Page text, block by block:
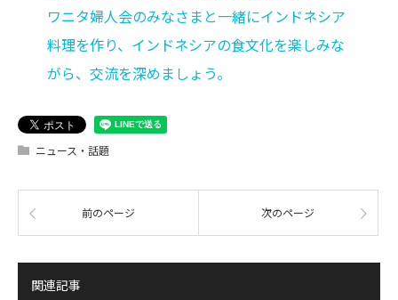
ワニタ婦人会のみなさまと一緒にインドネシア
料理を作り、インドネシアの食文化を楽しみな
がら、交流を深めましょう。
ニュース・話題
前のページ 次のページ
関連記事